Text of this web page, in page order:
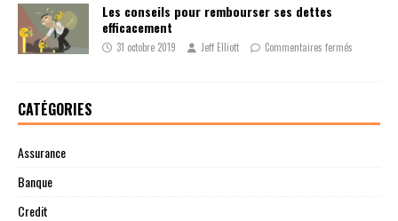
Les conseils pour rembourser ses dettes
efficacement
31 octobre 2019 Jeff Elliott Commentaires fermés
CATÉGORIES
Assurance
Banque
Credit